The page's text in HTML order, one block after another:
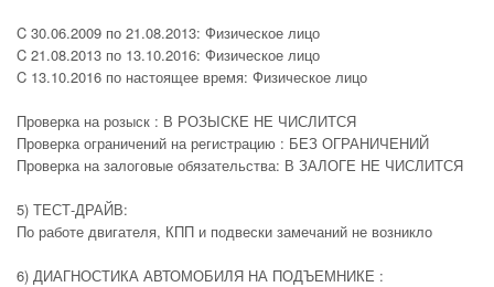
C 30.06.2009 по 21.08.2013: Физическое лицо
C 21.08.2013 по 13.10.2016: Физическое лицо
C 13.10.2016 по настоящее время: Физическое лицо
Проверка на розыск : В РОЗЫСКЕ НЕ ЧИСЛИТСЯ
Проверка ограничений на регистрацию : БЕЗ ОГРАНИЧЕНИЙ
Проверка на залоговые обязательства: В ЗАЛОГЕ НЕ ЧИСЛИТСЯ
5) ТЕСТ-ДРАЙВ:
По работе двигателя, КПП и подвески замечаний не возникло
6) ДИАГНОСТИКА АВТОМОБИЛЯ НА ПОДЪЕМНИКЕ :